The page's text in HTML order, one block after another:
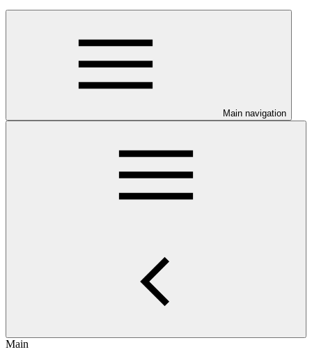
Main navigation
Main